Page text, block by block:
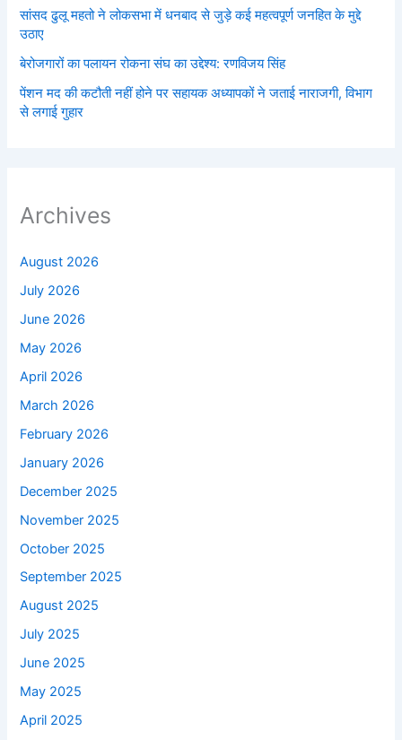
सांसद ढुलू महतो ने लोकसभा में धनबाद से जुड़े कई महत्वपूर्ण जनहित के मुद्दे
उठाए
बेरोजगारों का पलायन रोकना संघ का उद्देश्य: रणविजय सिंह
पेंशन मद की कटौती नहीं होने पर सहायक अध्यापकों ने जताई नाराजगी, विभाग
से लगाई गुहार
Archives
August 2026
July 2026
June 2026
May 2026
April 2026
March 2026
February 2026
January 2026
December 2025
November 2025
October 2025
September 2025
August 2025
July 2025
June 2025
May 2025
April 2025